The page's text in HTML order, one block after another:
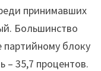
принимавших
Большинство
партийному блоку
– 35,7 процентов.